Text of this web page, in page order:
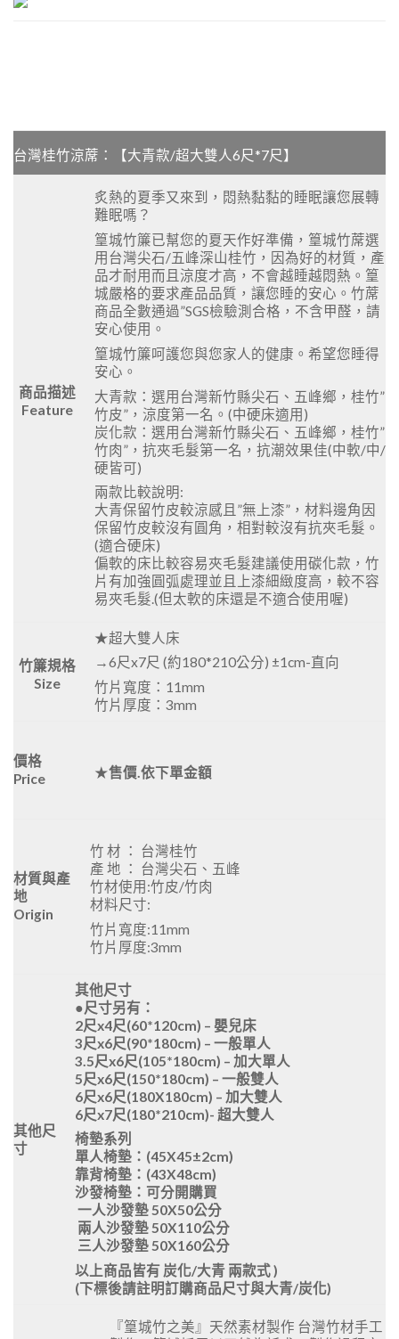
台灣桂竹涼蓆：【大青款/超大雙人6尺*7尺】
商品描述
Feature
炙熱的夏季又來到，悶熱黏黏的睡眠讓您展轉
難眠嗎？
篁城竹簾已幫您的夏天作好準備，篁城竹蓆選
用台灣尖石/五峰深山桂竹，因為好的材質，產
品才耐用而且涼度才高，不會越睡越悶熱。篁
城嚴格的要求產品品質，讓您睡的安心。竹蓆
商品全數通過”SGS檢驗測合格，不含甲醛，請
安心使用。
篁城竹簾呵護您與您家人的健康。希望您睡得
安心。
大青款：選用台灣新竹縣尖石、五峰鄉，桂竹”
竹皮”，涼度第一名。(中硬床適用)
炭化款：選用台灣新竹縣尖石、五峰鄉，桂竹”
竹肉”，抗夾毛髮第一名，抗潮效果佳(中軟/中/
硬皆可)
兩款比較說明:
大青保留竹皮較涼感且”無上漆”，材料邊角因
保留竹皮較沒有圓角，相對較沒有抗夾毛髮。
(適合硬床)
偏軟的床比較容易夾毛髮建議使用碳化款，竹
片有加強圓弧處理並且上漆細緻度高，較不容
易夾毛髮.(但太軟的床還是不適合使用喔)
竹簾規格
Size
★超大雙人床
→6尺x7尺 (約180*210公分) ±1cm-直向
竹片寬度：11mm
竹片厚度：3mm
價格
Price
★售價.依下單金額
材質與產
地
Origin
竹 材 ： 台灣桂竹
產 地 ： 台灣尖石、五峰
竹材使用:竹皮/竹肉
材料尺寸:
竹片寬度:11mm
竹片厚度:3mm
其他尺
寸
其他尺寸
●尺寸另有：
2尺x4尺(60*120cm) – 嬰兒床
3尺x6尺(90*180cm) – 一般單人
3.5尺x6尺(105*180cm) – 加大單人
5尺x6尺(150*180cm) – 一般雙人
6尺x6尺(180X180cm) – 加大雙人
6尺x7尺(180*210cm)- 超大雙人
椅墊系列
單人椅墊：(45X45±2cm)
靠背椅墊：(43X48cm)
沙發椅墊：可分開購買
一人沙發墊 50X50公分
兩人沙發墊 50X110公分
三人沙發墊 50X160公分
以上商品皆有 炭化/大青 兩款式 )
(下標後請註明訂購商品尺寸與大青/炭化)
『篁城竹之美』天然素材製作 台灣竹材手工